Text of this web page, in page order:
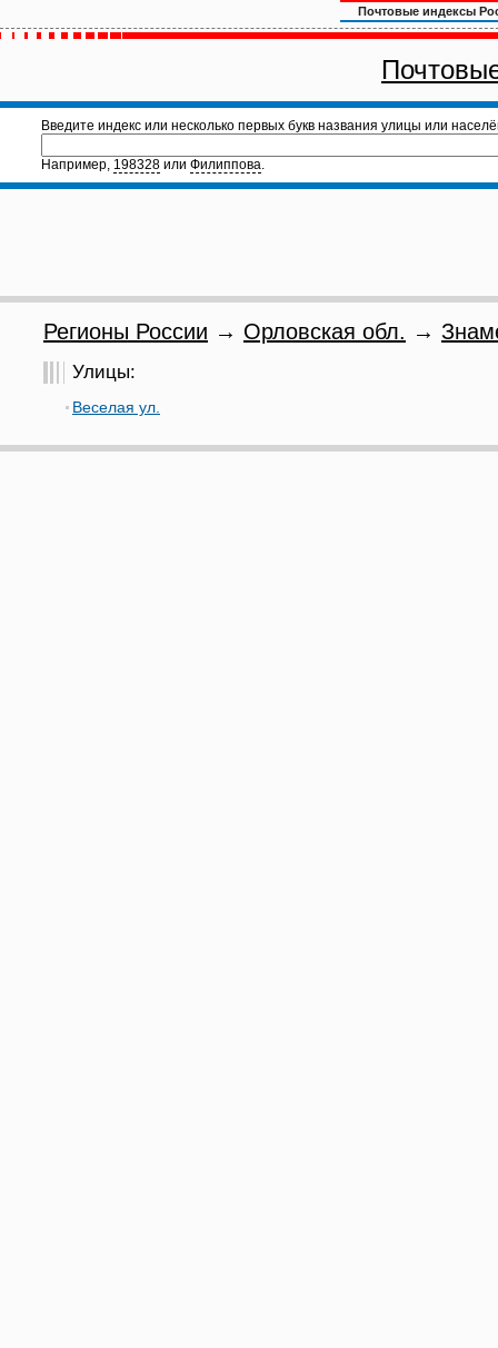
Почтовые индексы
Введите индекс или несколько первых букв названия улицы или
Например, 198328 или Филиппова.
Регионы России → Орловская обл. →
Улицы:
Веселая ул.